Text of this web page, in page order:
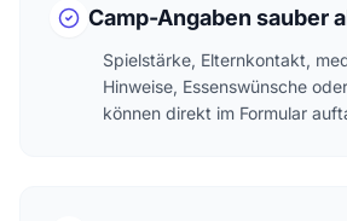
Camp-Angaben sauber
Spielstärke, Elternkontakt,
Hinweise, Essenswünsche
können direkt im Formular